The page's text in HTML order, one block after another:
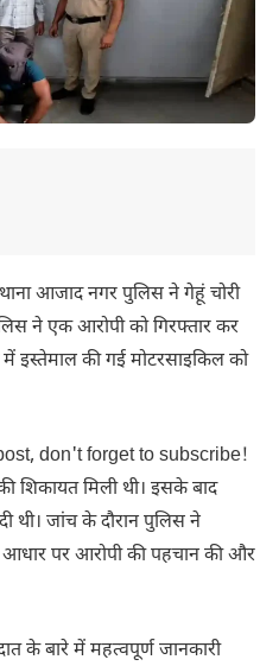
आजाद नगर पुलिस ने गेहूं चोरी
ने एक आरोपी को गिरफ्तार कर
इस्तेमाल की गई मोटरसाइकिल को
don't forget to subscribe!
शिकायत मिली थी। इसके बाद
जांच के दौरान पुलिस ने
पर आरोपी की पहचान की और
के बारे में महत्वपूर्ण जानकारी